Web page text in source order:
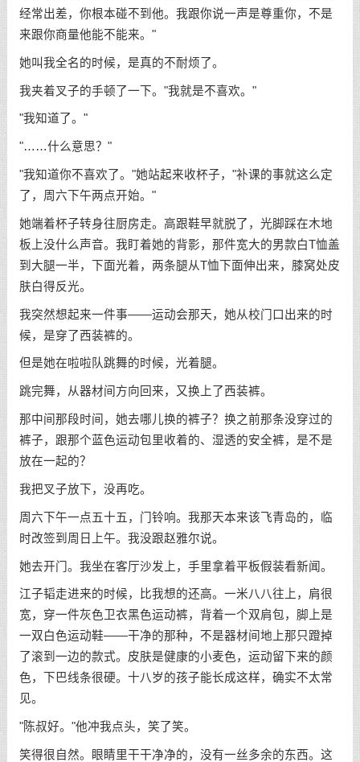
经常出差，你根本碰不到他。我跟你说一声是尊重你，不是
来跟你商量他能不能来。"
她叫我全名的时候，是真的不耐烦了。
我夹着叉子的手顿了一下。"我就是不喜欢。"
"我知道了。"
"……什么意思？"
"我知道你不喜欢了。"她站起来收杯子，"补课的事就这么定
了，周六下午两点开始。"
她端着杯子转身往厨房走。高跟鞋早就脱了，光脚踩在木地
板上没什么声音。我盯着她的背影，那件宽大的男款白T恤盖
到大腿一半，下面光着，两条腿从T恤下面伸出来，膝窝处皮
肤白得反光。
我突然想起来一件事——运动会那天，她从校门口出来的时
候，是穿了西装裤的。
但是她在啦啦队跳舞的时候，光着腿。
跳完舞，从器材间方向回来，又换上了西装裤。
那中间那段时间，她去哪儿换的裤子？换之前那条没穿过的
裤子，跟那个蓝色运动包里收着的、湿透的安全裤，是不是
放在一起的？
我把叉子放下，没再吃。
周六下午一点五十五，门铃响。我那天本来该飞青岛的，临
时改签到周日上午。我没跟赵雅尔说。
她去开门。我坐在客厅沙发上，手里拿着平板假装看新闻。
江子韬走进来的时候，比我想的还高。一米八八往上，肩很
宽，穿一件灰色卫衣黑色运动裤，背着一个双肩包，脚上是
一双白色运动鞋——干净的那种，不是器材间地上那只蹬掉
了滚到一边的款式。皮肤是健康的小麦色，运动留下来的颜
色，下巴线条很硬。十八岁的孩子能长成这样，确实不太常
见。
"陈叔好。"他冲我点头，笑了笑。
笑得很自然。眼睛里干干净净的，没有一丝多余的东西。这